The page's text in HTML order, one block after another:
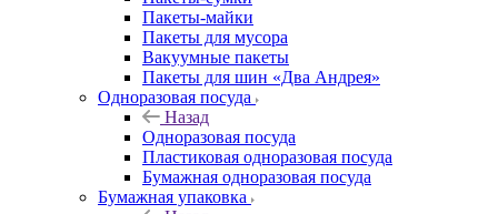
Пакеты-майки
Пакеты для мусора
Вакуумные пакеты
Пакеты для шин «Два Андрея»
Одноразовая посуда
Назад
Одноразовая посуда
Пластиковая одноразовая посуда
Бумажная одноразовая посуда
Бумажная упаковка